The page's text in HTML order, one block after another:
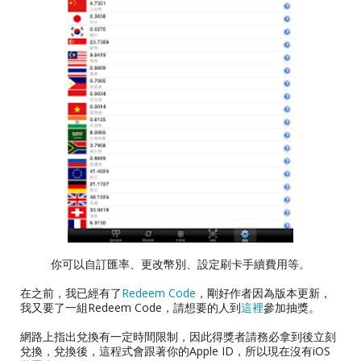
你可以自訂匯率、更改幣別、設定刷卡手續費用等。
在之前，我已經有了Redeem Code ，剛好作者因為版本更新，
我又要了一組Redeem Code，請想要的人到這裡參加抽獎。
網路上指出兌換有一定時間限制，因此得獎者請務必拿到後立刻
兌換，兌換後，這程式會跟著你的Apple ID，所以現在沒有iOS